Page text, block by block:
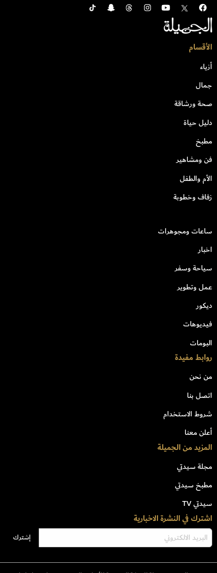
الأقسام
أزياء
جمال
صحة ورشاقة
دليل حياة
مطبخ
فن ومشاهير
الأم والطفل
زفاف وخطوبة
ساعات ومجوهرات
اخبار
سياحة وسفر
عمل وتطوير
ديكور
فيديوهات
البومات
روابط مفيدة
من نحن
اتصل بنا
شروط الاستخدام
أعلن معنا
المزيد من الجميلة
مجلة سيدتي
مطبخ سيدتي
سيدتي TV
اشترك في النشرة الاخبارية